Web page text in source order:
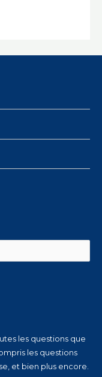
les questions que
les questions
et bien plus encore.